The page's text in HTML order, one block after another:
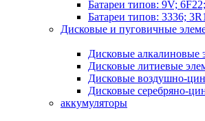
Батареи типов: 9V;
Батареи типов: 3336;
Дисковые и пуговичные
Дисковые алкалиновые
Дисковые литиевые
Дисковые воздушно-
Дисковые серебряно-
аккумуляторы